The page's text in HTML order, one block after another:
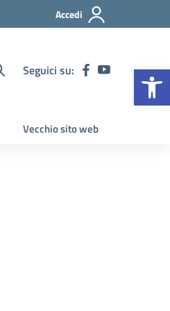
Accedi
Seguici su:
Vecchio sito web